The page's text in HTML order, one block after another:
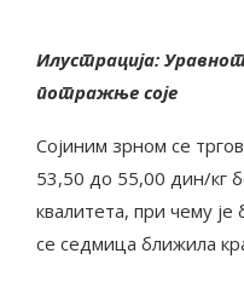
Илустрација:
потражње соје
Сојиним зрном се
53,50 до 55,00 дин/кг
квалитета, при чему
се седмица ближила